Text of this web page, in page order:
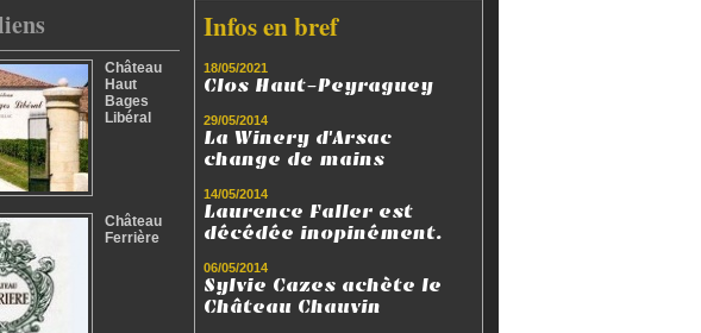
Château
Haut
Bages
Libéral
Château
Ferrière
Infos en bref
18/05/2021
Clos Haut-Peyraguey
29/05/2014
La Winery d'Arsac
change de mains
14/05/2014
Laurence Faller est
décédée inopinément.
06/05/2014
Sylvie Cazes achète le
Château Chauvin